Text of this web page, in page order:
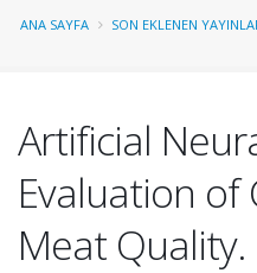
ANA SAYFA SON EKLENEN
Artificial
Evaluation of
Meat Quality.